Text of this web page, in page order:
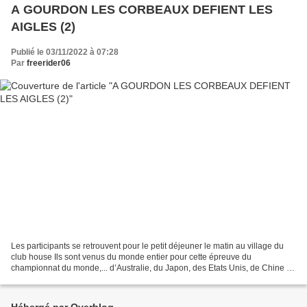
A GOURDON LES CORBEAUX DEFIENT LES
AIGLES (2)
Publié le 03/11/2022 à 07:28
Par freerider06
Les participants se retrouvent pour le petit déjeuner le matin au village du
club house Ils sont venus du monde entier pour cette épreuve du
championnat du monde,... d’Australie, du Japon, des Etats Unis, de Chine et